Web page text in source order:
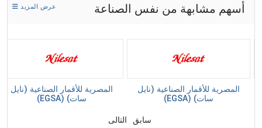
أسهم مشابهة من نفس الصناعة عرض المزيد
المصرية للأقمار الصناعية (نايل
سات) (EGSA)
المصرية للأقمار الصناعية (نايل
سات) (EGSA)
سابق التالى